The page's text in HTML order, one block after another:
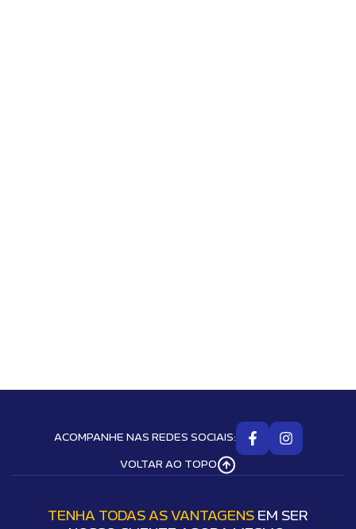
ACOMPANHE NAS REDES SOCIAIS:
VOLTAR AO TOPO
TENHA TODAS AS VANTAGENS EM SER